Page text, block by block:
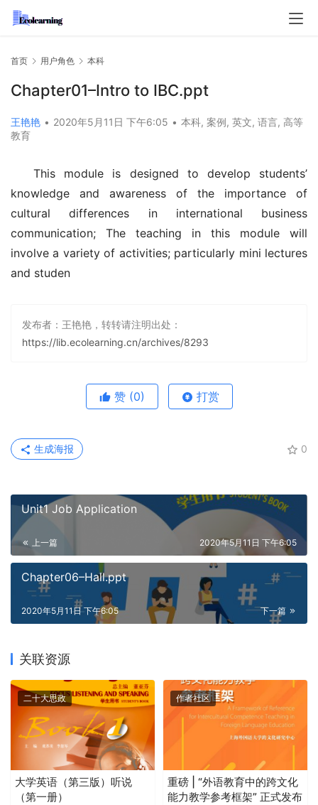
首页 用户角色 本科
Chapter01–Intro to IBC.ppt
王艳艳 • 2020年5月11日 下午6:05 • 本科, 案例, 英文, 语言, 高等
教育
This module is designed to develop students’
knowledge and awareness of the importance of
cultural differences in international business
communication; The teaching in this module will
involve a variety of activities; particularly mini lectures
and studen
发布者：王艳艳，转转请注明出处：
https://lib.ecolearning.cn/archives/8293
赞 (0) 打赏
0
生成海报
Unit1 Job Application
上一篇 2020年5月11日 下午6:05
Chapter06–Hall.ppt
下一篇
2020年5月11日 下午6:05
关联资源
二十大思政
大学英语（第三版）听说
（第一册）
作者社区
重磅 | “外语教育中的跨文化
能力教学参考框架” 正式发布